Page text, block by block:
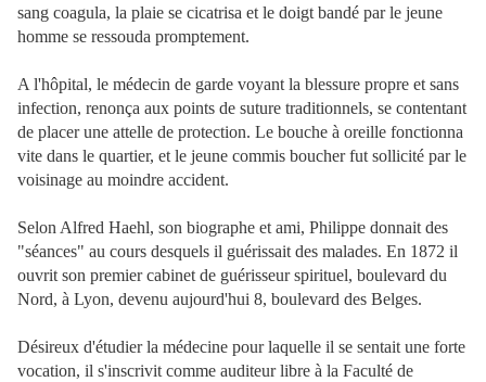
sang coagula, la plaie se cicatrisa et le doigt bandé par le jeune
homme se ressouda promptement.
A l'hôpital, le médecin de garde voyant la blessure propre et sans
infection, renonça aux points de suture traditionnels, se contentant
de placer une attelle de protection. Le bouche à oreille fonctionna
vite dans le quartier, et le jeune commis boucher fut sollicité par le
voisinage au moindre accident.
Selon Alfred Haehl, son biographe et ami, Philippe donnait des
"séances" au cours desquels il guérissait des malades. En 1872 il
ouvrit son premier cabinet de guérisseur spirituel, boulevard du
Nord, à Lyon, devenu aujourd'hui 8, boulevard des Belges.
Désireux d'étudier la médecine pour laquelle il se sentait une forte
vocation, il s'inscrivit comme auditeur libre à la Faculté de